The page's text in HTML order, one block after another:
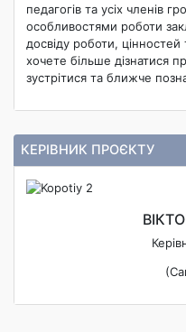
педагогів та усіх членів
особливостями роботи
досвіду роботи,
хочете більше дізнатися
зустрітися та ближче
КЕРІВНИК ПРОЄКТУ